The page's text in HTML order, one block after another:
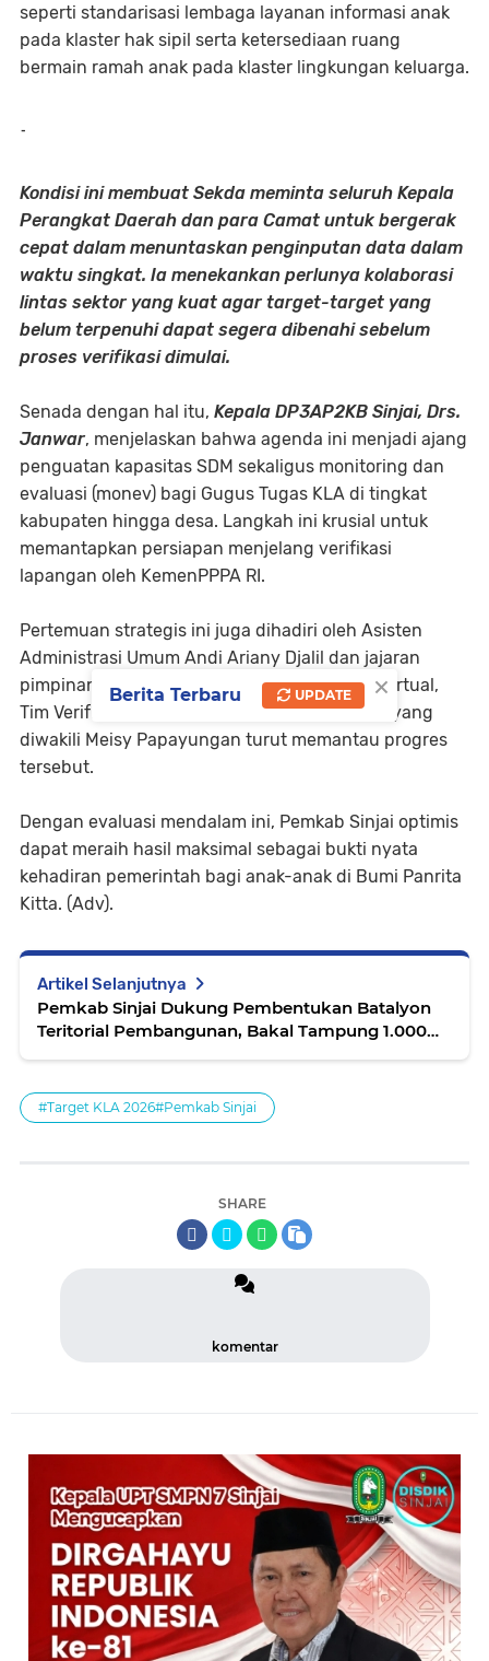
seperti standarisasi lembaga layanan informasi anak
pada klaster hak sipil serta ketersediaan ruang
bermain ramah anak pada klaster lingkungan keluarga.
-
Kondisi ini membuat Sekda meminta seluruh Kepala
Perangkat Daerah dan para Camat untuk bergerak
cepat dalam menuntaskan penginputan data dalam
waktu singkat. Ia menekankan perlunya kolaborasi
lintas sektor yang kuat agar target-target yang
belum terpenuhi dapat segera dibenahi sebelum
proses verifikasi dimulai.
Senada dengan hal itu, Kepala DP3AP2KB Sinjai, Drs.
Janwar, menjelaskan bahwa agenda ini menjadi ajang
penguatan kapasitas SDM sekaligus monitoring dan
evaluasi (monev) bagi Gugus Tugas KLA di tingkat
kabupaten hingga desa. Langkah ini krusial untuk
memantapkan persiapan menjelang verifikasi
lapangan oleh KemenPPPA RI.
Pertemuan strategis ini juga dihadiri oleh Asisten
Administrasi Umum Andi Ariany Djalil dan jajaran
pimpinan perangkat daerah lainnya. Secara virtual,
Tim Verifikator KLA Provinsi Sulawesi Selatan yang
diwakili Meisy Papayungan turut memantau progres
tersebut.
Dengan evaluasi mendalam ini, Pemkab Sinjai optimis
dapat meraih hasil maksimal sebagai bukti nyata
kehadiran pemerintah bagi anak-anak di Bumi Panrita
Kitta. (Adv).
Artikel Selanjutnya
Pemkab Sinjai Dukung Pembentukan Batalyon
Teritorial Pembangunan, Bakal Tampung 1.000
#Target KLA 2026#Pemkab Sinjai
SHARE
komentar
×
Berita Terbaru UPDATE